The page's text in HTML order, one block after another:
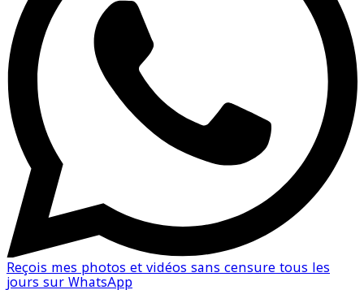
Reçois mes photos et vidéos sans censure tous les
jours sur WhatsApp